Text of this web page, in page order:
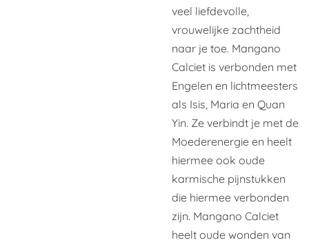
veel liefdevolle,
vrouwelijke zachtheid
naar je toe. Mangano
Calciet is verbonden met
Engelen en lichtmeesters
als Isis, Maria en Quan
Yin. Ze verbindt je met de
Moederenergie en heelt
hiermee ook oude
karmische pijnstukken
die hiermee verbonden
zijn. Mangano Calciet
heelt oude wonden van